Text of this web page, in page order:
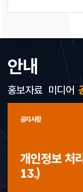
안내
공지사항
개인정보 처
13.)
홍보자료 미디어